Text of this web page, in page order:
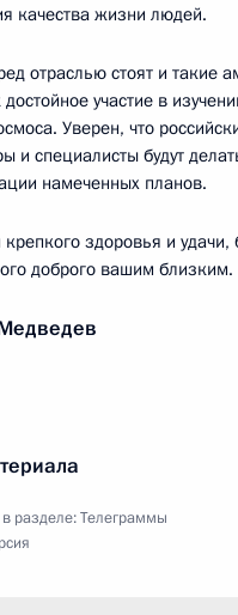
качества жизни людей.
отраслью стоят и такие
участие в
Уверен, что
и специалисты будут
намеченных планов.
здоровья и удачи,
доброго вашим близким.
разделе:Телеграммы